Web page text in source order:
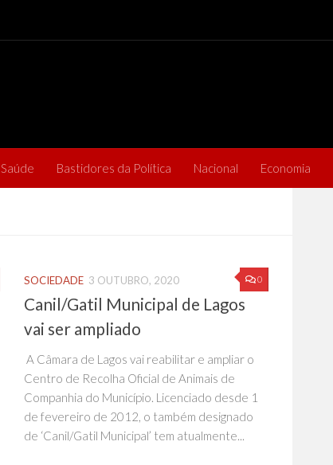
Saúde Bastidores da Política Nacional Economia
0
SOCIEDADE 3 OUTUBRO, 2020
Canil/Gatil Municipal de Lagos
vai ser ampliado
A Câmara de Lagos vai reabilitar e ampliar o
Centro de Recolha Oficial de Animais de
Companhia do Município. Licenciado desde 1
de fevereiro de 2012, o também designado
de ‘Canil/Gatil Municipal’ tem atualmente...